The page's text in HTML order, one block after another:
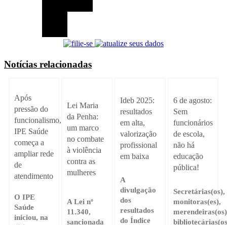
Notícias relacionadas
Após
pressão do
funcionalismo,
IPE Saúde
começa a
ampliar rede
de
atendimento
O IPE
Saúde
iniciou, na
Lei Maria
da Penha:
um marco
no combate
à violência
contra as
mulheres
A Lei nº
11.340,
sancionada
Ideb 2025:
resultados
em alta,
valorização
profissional
em baixa
A
divulgação
dos
resultados
do Índice
6 de agosto:
Sem
funcionários
de escola,
não há
educação
pública!
Secretárias(os),
monitoras(es),